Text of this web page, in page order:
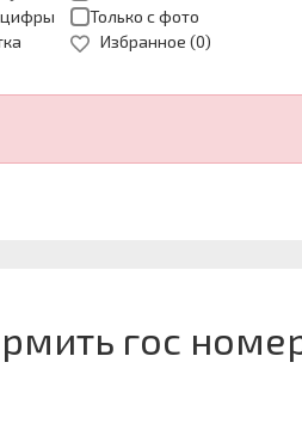
Только с фото
Избранное (0)
гос